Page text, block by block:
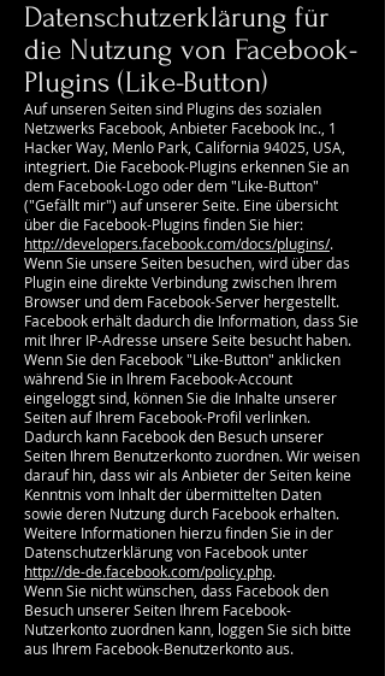
Datenschutzerklärung für
die Nutzung von Facebook-
Plugins (Like-Button)
Auf unseren Seiten sind Plugins des sozialen
Netzwerks Facebook, Anbieter Facebook Inc., 1
Hacker Way, Menlo Park, California 94025, USA,
integriert. Die Facebook-Plugins erkennen Sie an
dem Facebook-Logo oder dem "Like-Button"
("Gefällt mir") auf unserer Seite. Eine übersicht
über die Facebook-Plugins finden Sie hier:
http://developers.facebook.com/docs/plugins/.
Wenn Sie unsere Seiten besuchen, wird über das
Plugin eine direkte Verbindung zwischen Ihrem
Browser und dem Facebook-Server hergestellt.
Facebook erhält dadurch die Information, dass Sie
mit Ihrer IP-Adresse unsere Seite besucht haben.
Wenn Sie den Facebook "Like-Button" anklicken
während Sie in Ihrem Facebook-Account
eingeloggt sind, können Sie die Inhalte unserer
Seiten auf Ihrem Facebook-Profil verlinken.
Dadurch kann Facebook den Besuch unserer
Seiten Ihrem Benutzerkonto zuordnen. Wir weisen
darauf hin, dass wir als Anbieter der Seiten keine
Kenntnis vom Inhalt der übermittelten Daten
sowie deren Nutzung durch Facebook erhalten.
Weitere Informationen hierzu finden Sie in der
Datenschutzerklärung von Facebook unter
http://de-de.facebook.com/policy.php.
Wenn Sie nicht wünschen, dass Facebook den
Besuch unserer Seiten Ihrem Facebook-
Nutzerkonto zuordnen kann, loggen Sie sich bitte
aus Ihrem Facebook-Benutzerkonto aus.